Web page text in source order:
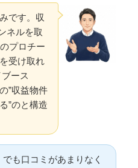
です。収
ネルを取
プロチー
受け取れ
ース
”収益物件
”のと構造
も口コミがあまりなく